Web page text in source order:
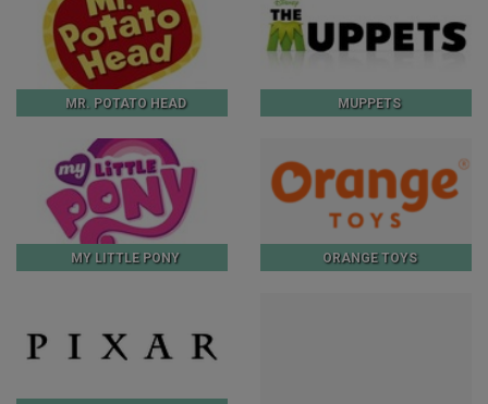
MR. POTATO HEAD MUPPETS
MY LITTLE PONY ORANGE TOYS